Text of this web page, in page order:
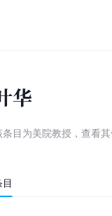
华
条目为美院教授 ， 查看
目